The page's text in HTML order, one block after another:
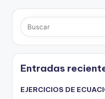
Entradas
EJERCICIOS DE